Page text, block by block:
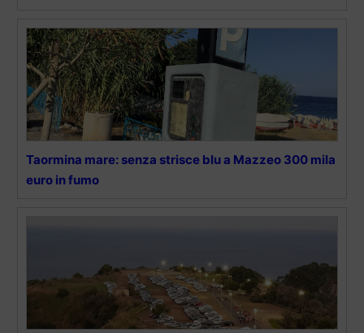
Taormina mare: senza strisce blu a Mazzeo 300 mila
euro in fumo